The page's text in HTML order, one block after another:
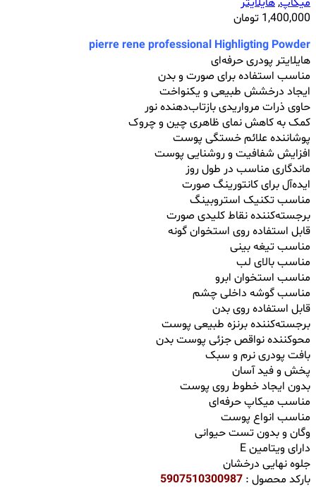
1,400,000 تومان
pierre rene professional Highligting Powder
هایلایتر پودری حرفه‌ای
مناسب استفاده برای صورت و بدن
ایجاد درخشش طبیعی و یکنواخت
حاوی ذرات مرواریدی بازتاب‌دهنده نور
کمک به کاهش نمای ظاهری چین و چروک
پوشاننده علائم خستگی پوست
افزایش شفافیت و روشنایی پوست
ماندگاری مناسب در طول روز
ایده‌آل برای کانتورینگ صورت
مناسب تکنیک استروبینگ
برجسته‌کننده نقاط کلیدی صورت
قابل استفاده روی استخوان گونه
مناسب تیغه بینی
مناسب بالای لب
مناسب استخوان ابرو
مناسب گوشه داخلی چشم
قابل استفاده روی بدن
برجسته‌کننده برنزه طبیعی پوست
محوکننده نواقص جزئی پوست بدن
بافت پودری نرم و سبک
پخش و فید آسان
بدون ایجاد خطوط روی پوست
مناسب میکاپ حرفه‌ای
مناسب انواع پوست
وگان و بدون تست حیوانی
دارای ویتامین E
جلوه نهایی درخشان
بارکد محصول : 5907510300987